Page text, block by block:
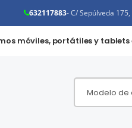
632117883- C/ Sepúlveda
móviles, portátiles y tablets